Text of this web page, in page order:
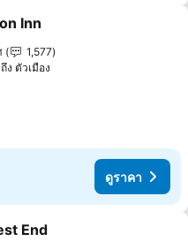
ในรายการโปรด
Inn
1,577
ง ตัวเมือง
ดูราคา
ในรายการโปรด
End